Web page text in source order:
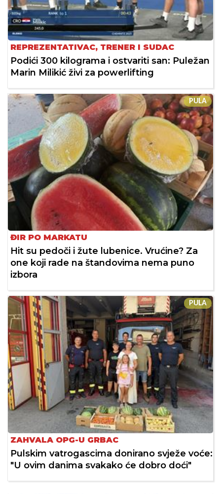
REPREZENTATIVAC, TRENER I SUDAC
Podići 300 kilograma i ostvariti san: Puležan
Marin Milikić živi za powerlifting
PULA
ĐIR PO MARKATU
Hit su pedoči i žute lubenice. Vrućine? Za
one koji rade na štandovima nema puno
izbora
PULA
ZAHVALA OPG-U GRBAC
Pulskim vatrogascima donirano svježe voće:
"U ovim danima svakako će dobro doći"